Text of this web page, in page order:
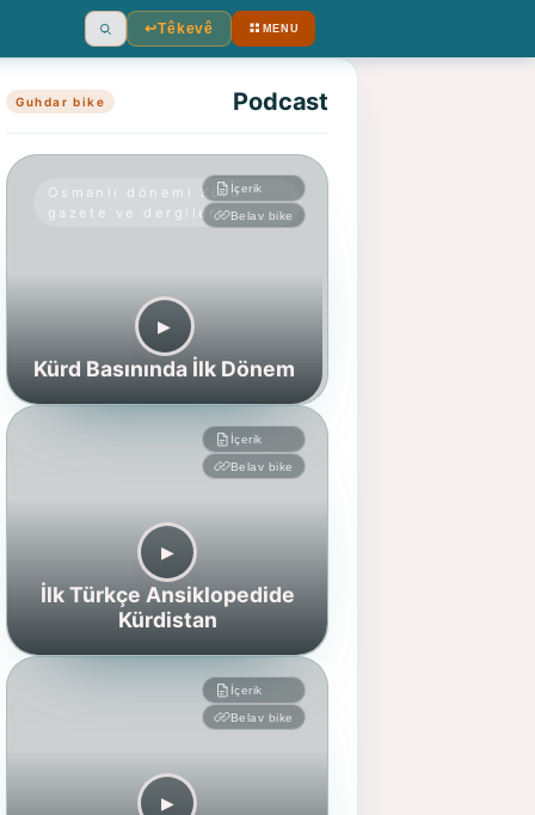
Ara ↩︎Têkevê MENU
Guhdar bike Podcast
Osmanlı dönemi Kürd
gazete ve dergileri
İçerik
Belav bike
▶︎
Kürd Basınında İlk Dönem
İçerik
Belav bike
▶︎
İlk Türkçe Ansiklopedide
Kürdistan
İçerik
Belav bike
▶︎